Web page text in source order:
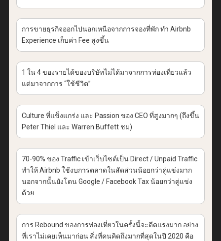
การขายธุรกิจออกไปนอกเหนือจากการจองที่พัก ทำ Airbnb
Experience เก็บค่า Fee สูงขึ้น
1 ใน 4 ของรายได้ของบริษัทไม่ได้มาจากการท่องเที่ยวแล้ว
แต่มาจากการ “ใช้ชีวิต”
Culture ที่แข็งแกร่ง และ Passion ของ CEO ที่สูงมากๆ (ถึงขึ้น
Peter Thiel และ Warren Buffett ชม)
70-90% ของ Traffic เข้าเว็บไซต์เป็น Direct / Unpaid Traffic
ทำให้ Airbnb ใช้งบการตลาดในสัดส่วนน้อยกว่าคู่แข่งมาก
นอกจากนั้นยังโดน Google / Facebook Tax น้อยกว่าคู่แข่ง
ด้วย
การ Rebound ของการท่องเที่ยวในครั้งนี้จะดีดแรงมาก อย่าง
ที่เราไม่เคยเห็นมาก่อน สิ่งที่คนคิดถึงมากที่สุดในปี 2020 คือ